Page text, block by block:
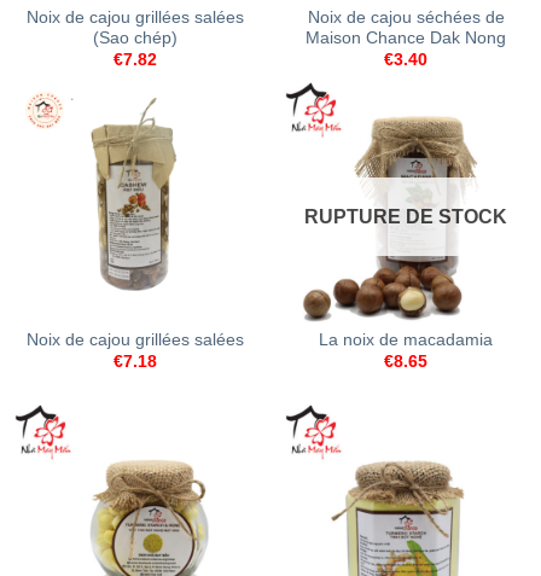
Noix de cajou grillées salées
(Sao chép)
€7.82
Noix de cajou séchées de
Maison Chance Dak Nong
€3.40
Noix de cajou grillées salées
€7.18
RUPTURE DE STOCK
La noix de macadamia
€8.65